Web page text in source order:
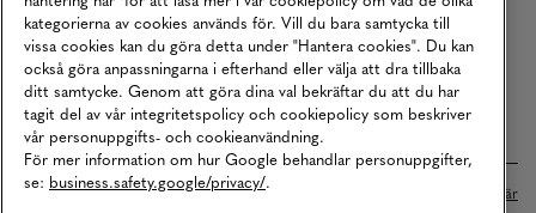
Press
Studentrabatt
B2B
Tillgänglighetsredogörelse
Betalningar online sköts i samarbete med Klarna. Läs mer här
kategorierna av cookies används för. Vill du bara samtycka till
vissa cookies kan du göra detta under "Hantera cookies". Du kan
också göra anpassningarna i efterhand eller välja att dra tillbaka
ditt samtycke. Genom att göra dina val bekräftar du att du har
tagit del av vår integritetspolicy och cookiepolicy som beskriver
vår personuppgifts- och cookieanvändning.
För mer information om hur Google behandlar personuppgifter,
se: business.safety.google/privacy/.